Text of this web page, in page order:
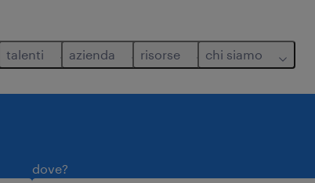
talenti azienda risorse chi siamo
dove?